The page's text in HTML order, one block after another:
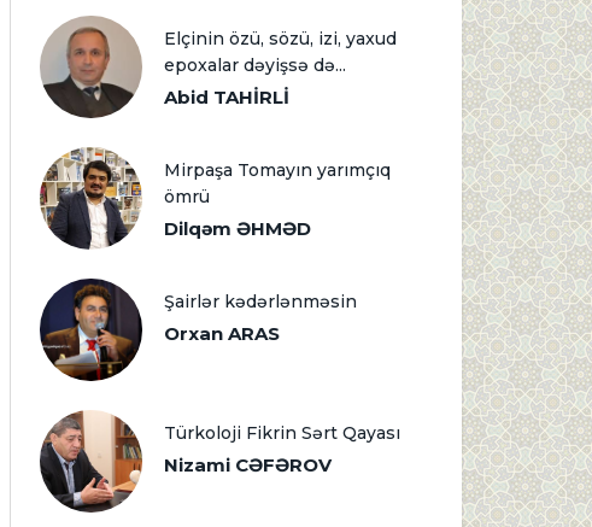
Elçinin özü, sözü, izi, yaxud
epoxalar dəyişsə də...
Abid TAHİRLİ
Mirpaşa Tomayın yarımçıq
ömrü
Dilqəm ƏHMƏD
Şairlər kədərlənməsin
Orxan ARAS
Türkoloji Fikrin Sərt Qayası
Nizami CƏFƏROV